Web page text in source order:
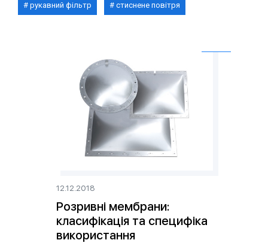
рукавний фільтр стиснене повітря
12.12.2018
Розривні мембрани:
класифікація та специфіка
використання